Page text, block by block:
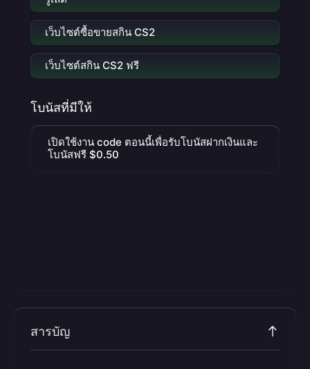
เว็บไซต์ซื้อขายสกิน CS2
เว็บไซต์สกิน CS2 ฟรี
โบนัสที่มีให้
เปิดใช้งาน code ตอนนี้เพื่อรับโบนัสฝากเงินและ
โบนัสฟรี $0.50
สารบัญ